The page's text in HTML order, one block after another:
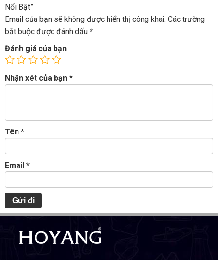
Nổi Bật”
Email của bạn sẽ không được hiển thị công khai. Các trường
bắt buộc được đánh dấu *
Đánh giá của bạn
Nhận xét của bạn *
Tên *
Email *